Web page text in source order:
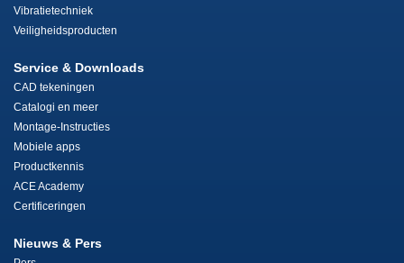
Vibratietechniek
Veiligheidsproducten
Service & Downloads
CAD tekeningen
Catalogi en meer
Montage-Instructies
Mobiele apps
Productkennis
ACE Academy
Certificeringen
Nieuws & Pers